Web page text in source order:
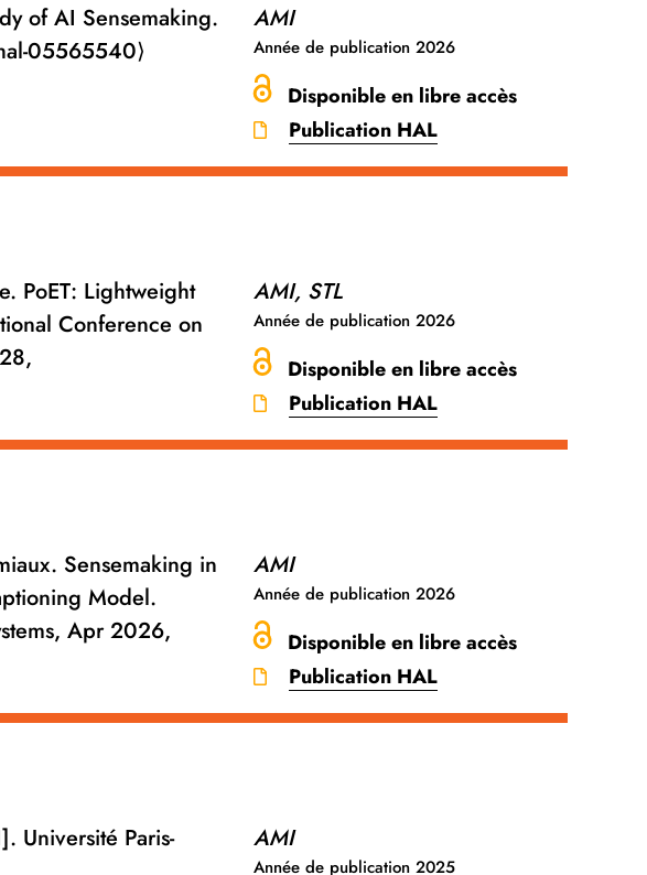
of AI Sensemaking.
05565540⟩
AMI
Année de publication 2026
Disponible en libre accès
Publication HAL
PoET: Lightweight
Conference on
AMI, STL
Année de publication 2026
Disponible en libre accès
Publication HAL
Sensemaking in
Model.
Apr 2026,
AMI
Année de publication 2026
Disponible en libre accès
Publication HAL
Université Paris-
AMI
Année de publication 2025